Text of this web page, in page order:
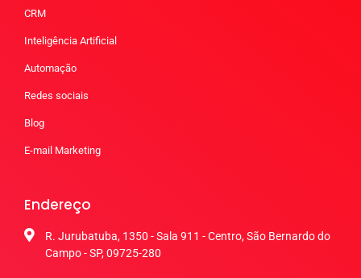
CRM
Inteligência Artificial
Automação
Redes sociais
Blog
E-mail Marketing
Endereço
R. Jurubatuba, 1350 - Sala 911 - Centro, São Bernardo do
Campo - SP, 09725-280